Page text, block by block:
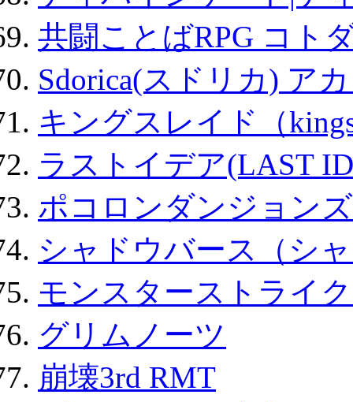
共闘ことばRPG コト
Sdorica(スドリカ) ア
キングスレイド（
ラストイデア(LAST
ポコロンダンジョン
シャドウバース（シ
モンスターストライ
グリムノーツ
崩壊3rd RMT